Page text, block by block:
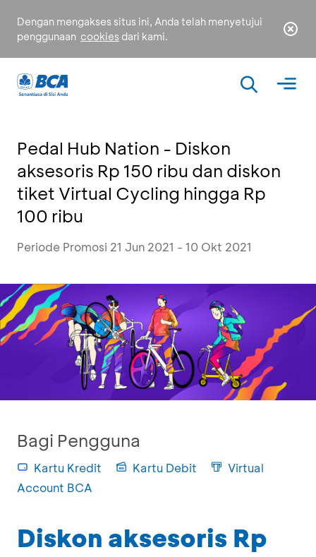
Dengan mengakses situs ini, Anda telah menyetujui
penggunaan cookies dari kami.
Pedal Hub Nation - Diskon
aksesoris Rp 150 ribu dan diskon
tiket Virtual Cycling hingga Rp
100 ribu
Periode Promosi 21 Jun 2021 - 10 Okt 2021
Bagi Pengguna
Kartu Kredit Kartu Debit
Virtual
Account BCA
Diskon aksesoris Rp